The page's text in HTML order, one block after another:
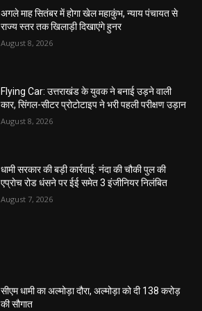
अगले माह सितंबर में होगा खेल महाकुंभ, न्याय पंचायत से
राज्य स्तर तक खिलाड़ी दिखाएंगे हुनर
August 8, 2026
Flying Car: उत्तराखंड के युवक ने बनाई उड़ने वाली
कार, सिंगल-सीटर प्रोटोटाइप ने भरी पहली परीक्षण उड़ान
August 8, 2026
धामी सरकार की बड़ी कार्रवाई: नंदा की चौकी पुल की
एप्राेच रोड धंसने पर ईई समेत 3 इंजीनियर निलंबित
August 7, 2026
सीएम धामी का अल्मोड़ा दौरा, अल्मोड़ा को दी 138 करोड़
की सौगात